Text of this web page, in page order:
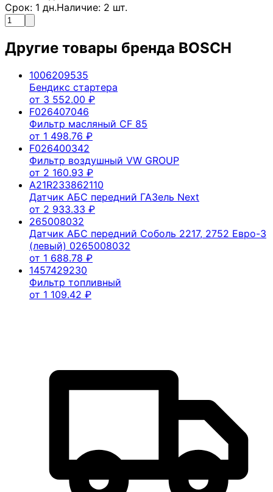
Срок: 1 дн.Наличие: 2 шт.
Другие товары бренда BOSCH
1006209535
Бендикс стартера
от 3 552.00 ₽
F026407046
Фильтр масляный CF 85
от 1 498.76 ₽
F026400342
Фильтр воздушный VW GROUP
от 2 160.93 ₽
A21R233862110
Датчик АБС передний ГАЗель Next
от 2 933.33 ₽
265008032
Датчик АБС передний Соболь 2217, 2752 Евро-3
(левый) 0265008032
от 1 688.78 ₽
1457429230
Фильтр топливный
от 1 109.42 ₽